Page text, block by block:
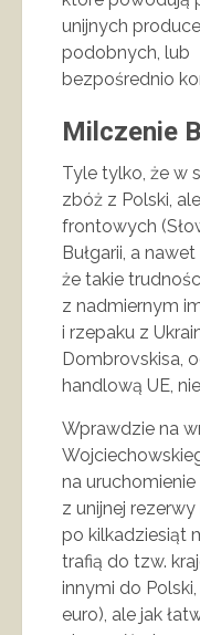
unijnych
podobnych, lub
bezpośrednio
Milczenie
Tyle tylko, że w
zbóż z Polski,
frontowych
Bułgarii, a
że takie
z nadmiernym
i rzepaku z
Dombrovskisa,
handlową UE,
Wprawdzie na
na
z unijnej
po kilkadziesiąt
trafią do tzw.
innymi do
euro), ale jak